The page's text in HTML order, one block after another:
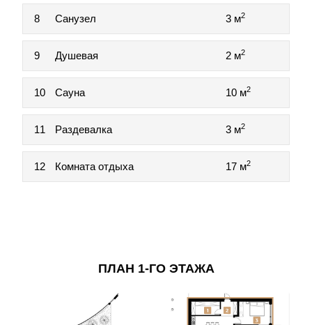
8 Санузел 3 м2
9 Душевая 2 м2
10 Сауна 10 м2
11 Раздевалка 3 м2
12 Комната отдыха 17 м2
ПЛАН 1-ГО ЭТАЖА